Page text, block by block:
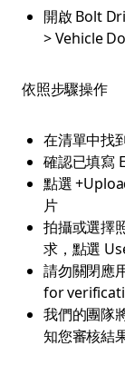
開啟 Bolt
> Vehicle
依照步驟操作
在清單中找
確認已填寫
點選
片
拍攝或選擇
求，點選
請勿關閉應
for
我們的團隊
知您審核結